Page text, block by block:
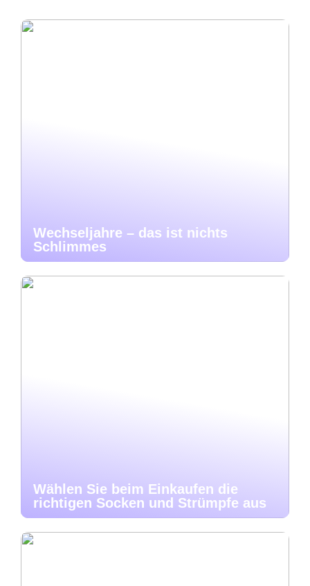
Wechseljahre – das ist nichts
Schlimmes
Wählen Sie beim Einkaufen die
richtigen Socken und Strümpfe aus